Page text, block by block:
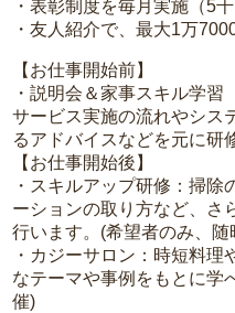
・表彰制度を毎月実施（5
・友人紹介で、最大1万
【お仕事開始前】
・説明会＆家事スキル学習
サービス実施の流れやシス
るアドバイスなどを元に研
【お仕事開始後】
・スキルアップ研修：掃
ーションの取り方など、さ
行います。(希望者のみ、随
・カジーサロン：時短料理
なテーマや事例をもとに学
催)